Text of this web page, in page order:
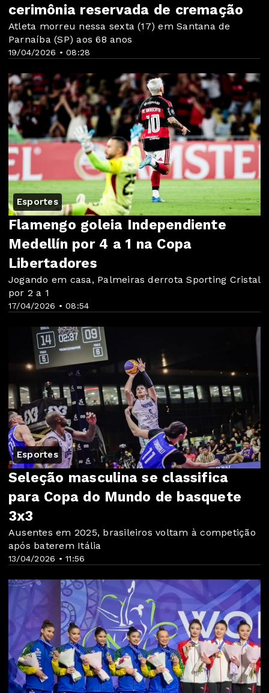
19/04/2026 • 08:28
cerimônia reservada de cremação
Atleta morreu nessa sexta (17) em Santana de
Parnaíba (SP) aos 68 anos
Esportes
17/04/2026 • 08:54
Flamengo goleia Independiente
Medellín por 4 a 1 na Copa
Libertadores
Jogando em casa, Palmeiras derrota Sporting Cristal
por 2 a 1
Esportes
13/04/2026 • 11:56
Seleção masculina se classifica
para Copa do Mundo de basquete
3x3
Ausentes em 2025, brasileiros voltam à competição
após baterem Itália